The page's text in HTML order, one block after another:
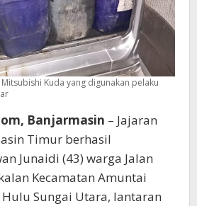
Kuda yang digunakan pelaku
Banjarmasin – Jajaran
Timur berhasil
Junaidi (43) warga Jalan
Kecamatan Amuntai
Sungai Utara, lantaran